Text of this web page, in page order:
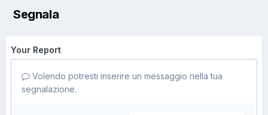
Segnala
Your Report
Volendo potresti inserire un messaggio nella tua
segnalazione.